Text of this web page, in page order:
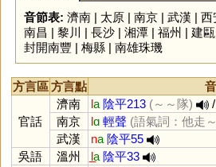
音節表: 濟南| 太原| 南京| 武漢 | 西
南昌 | 黎川 | 長沙| 湘潭| 福州 | 建甌
封開南豐 | 梅縣| 南雄珠璣
方言區方言點
官話
濟南 la 陰平213 (～～隊) /
南京
lɑ 輕聲 (語氣詞：他走
武漢
na 陰平55
吳語
溫州 l̲a 陰平33